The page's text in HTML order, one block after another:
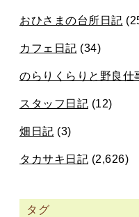
おひさまの台所日記
カフェ日記 (34)
のらりくらりと野良仕
スタッフ日記 (12)
畑日記 (3)
タカサキ日記 (2,626)
タグ